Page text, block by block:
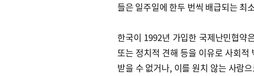
들은 일주일에 한두 번씩 배급되는 최
한국이 1992년 가입한 국제난민협약
또는 정치적 견해 등을 이유로 사회
받을 수 없거나, 이를 원치 않는 사람